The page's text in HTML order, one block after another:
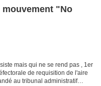
"No
mais qui ne se rend pas , 1er
de requisition de l'aire
au tribunal administratif